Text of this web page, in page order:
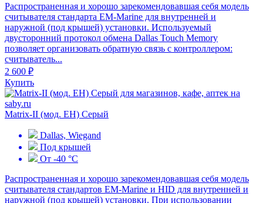
Распространенная и хорошо зарекомендовавшая себя модель
считывателя стандарта EM-Marine для внутренней и
наружной (под крышей) установки. Используемый
двусторонний протокол обмена Dallas Touch Memory
позволяет организовать обратную связь с контроллером:
считыватель...
2 600 ₽
Купить
Matrix-II (мод. EH) Серый
Dallas, Wiegand
Под крышей
От -40 °С
Распространенная и хорошо зарекомендовавшая себя модель
считывателя стандартов EM-Marine и HID для внутренней и
наружной (под крышей) установки. При использовании